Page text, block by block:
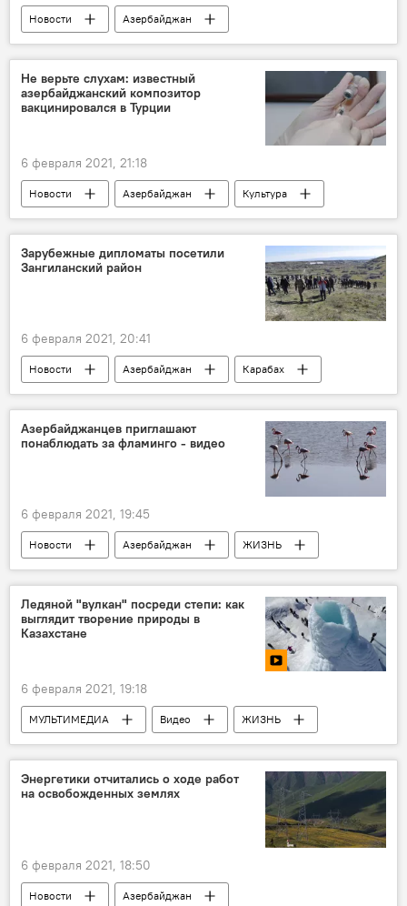
Новости
Азербайджан
ТЕХНОЛОГИИ
ЖИЗНЬ
Экономика
тарифы
Не верьте слухам: известный
азербайджанский композитор
вакцинировался в Турции
6 февраля 2021, 21:18
Новости Азербайджан
Культура
ЖИЗНЬ
Здоровье
композитор
Коронавирус
вакцина
Зарубежные дипломаты посетили
Зангиланский район
6 февраля 2021, 20:41
Новости Азербайджан
Карабах
Политика
Зангилан
дипломаты
визит
Азербайджанцев приглашают
понаблюдать за фламинго - видео
6 февраля 2021, 19:45
Новости Азербайджан ЖИЗНЬ
Ледяной "вулкан" посреди степи: как
выглядит творение природы в
Казахстане
6 февраля 2021, 19:18
МУЛЬТИМЕДИА Видео
ЖИЗНЬ
Новости мира
Новости
Энергетики отчитались о ходе работ
на освобожденных землях
6 февраля 2021, 18:50
Новости
Азербайджан